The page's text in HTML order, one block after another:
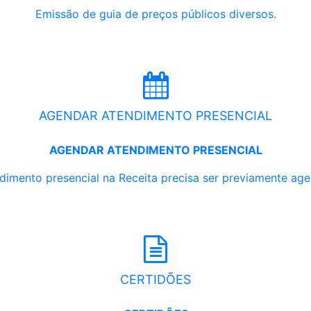
Emissão de guia de preços públicos diversos.
AGENDAR ATENDIMENTO PRESENCIAL
AGENDAR ATENDIMENTO PRESENCIAL
presencial na Receita precisa ser previamente
CERTIDÕES